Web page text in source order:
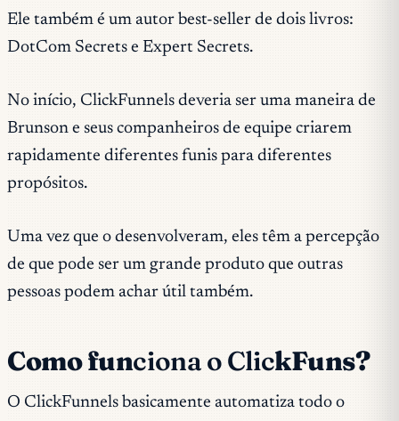
Ele também é um autor best-seller de dois livros:
DotCom Secrets e Expert Secrets.
No início, ClickFunnels deveria ser uma maneira de
Brunson e seus companheiros de equipe criarem
rapidamente diferentes funis para diferentes
propósitos.
Uma vez que o desenvolveram, eles têm a percepção
de que pode ser um grande produto que outras
pessoas podem achar útil também.
Como funciona o ClickFuns?
O ClickFunnels basicamente automatiza todo o